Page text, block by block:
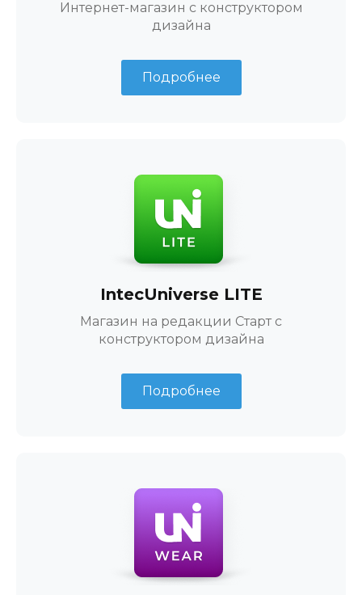
Интернет-магазин с конструктором
дизайна
Подробнее
IntecUniverse LITE
Магазин на редакции Старт с
конструктором дизайна
Подробнее